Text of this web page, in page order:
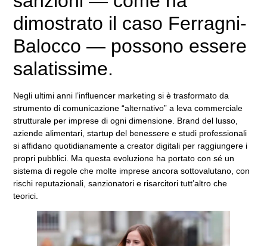
dimostrato il caso Ferragni-
Balocco — possono essere
salatissime.
Negli ultimi anni l’influencer marketing si è trasformato da
strumento di comunicazione “alternativo” a leva commerciale
strutturale per imprese di ogni dimensione. Brand del lusso,
aziende alimentari, startup del benessere e studi professionali
si affidano quotidianamente a creator digitali per raggiungere i
propri pubblici. Ma questa evoluzione ha portato con sé un
sistema di regole che molte imprese ancora sottovalutano, con
rischi reputazionali, sanzionatori e risarcitori tutt’altro che
teorici.